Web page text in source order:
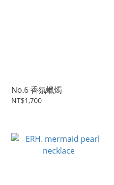
No.6 香氛蠟燭
NT$1,700